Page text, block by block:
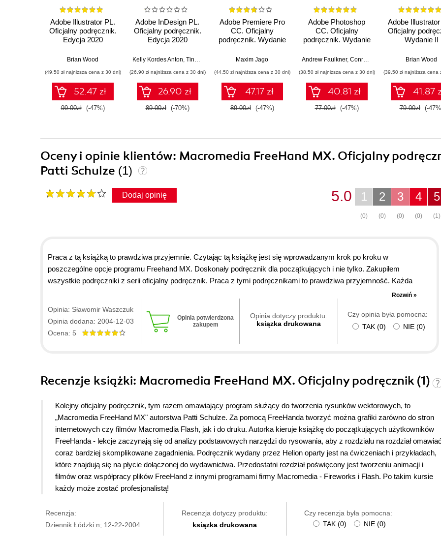
Adobe Illustrator PL.
Oficjalny podręcznik.
Edycja 2020
Brian Wood
(49,50 zł najniższa cena z 30 dni)
52.47 zł
99.00zł (-47%)
Adobe InDesign PL.
Oficjalny podręcznik.
Edycja 2020
Kelly Kordes Anton Tina DeJarld
(26,90 zł najniższa cena z 30 dni)
26.90 zł
89.00zł (-70%)
Adobe Premiere Pro
CC. Oficjalny
podręcznik. Wydanie
Maxim Jago
(44,50 zł najniższa cena z 30 dni)
47.17 zł
89.00zł (-47%)
Adobe Photoshop
CC. Oficjalny
podręcznik. Wydanie
Andrew Faulkner, Conrad Chavez
(38,50 zł najniższa cena z 30 dni)
40.81 zł
77.00zł (-47%)
Adobe
Oficjalny
Wydanie II
Brian Wood
(39,50 zł najniższa cena
41.87
79.00zł (-
Oceny i opinie klientów: Macromedia FreeHand MX. Oficjalny
Patti Schulze (1)
Dodaj opinię 5
(1)
4
(0)
3
(0)
2
(0)
1
(0)
5.0
Praca z tą książką to prawdziwa przyjemnie. Czytając tą książkę jest się wprowadzanym krok po kroku w
poszczególne opcje programu Freehand MX. Doskonały podręcznik dla początkujących i nie tylko. Zakupiłem
wszystkie podręczniki z serii oficjalny podręcznik. Praca z tymi podręcznikami to prawdziwa przyjemność. Każda
przerobiona lekcja wciąga, każda nowa lekcja potęguje motywację do pracy z programem i zachęca do nauki. Przy
bardzo zadowolony. W podręczniku Freehand MX oficjalny podręcznik, brakowało mi tylko czegoś w rodzaju zadania
do wykonania. Przykładów i koncepcji trzeba teraz szukać w sieci. Ale ogólnie podręcznik jest bardzo dobry. Jeden z
Rozwiń »
Opinia: Sławomir Waszczuk
Opinia dodana: 2004-12-03
Ocena: 5
Opinia potwierdzona
zakupem
Opinia dotyczy produktu:
ksiązka drukowana
Czy opinia była pomocna:
TAK (0) NIE (0)
Recenzje książki: Macromedia FreeHand MX. Oficjalny podręcznik (1)
Kolejny oficjalny podręcznik, tym razem omawiający program służący do tworzenia rysunków wektorowych, to
„Macromedia FreeHand MX" autorstwa Patti Schulze. Za pomocą FreeHanda tworzyć można grafiki zarówno do stron
internetowych czy filmów Macromedia Flash, jak i do druku. Autorka kieruje książkę do początkujących użytkowników
FreeHanda - lekcje zaczynają się od analizy podstawowych narzędzi do rysowania, aby z rozdziału na rozdział
coraz bardziej skomplikowane zagadnienia. Podręcznik wydany przez Helion oparty jest na ćwiczeniach i przykładach,
które znajdują się na płycie dołączonej do wydawnictwa. Przedostatni rozdział poświęcony jest tworzeniu animacji i
filmów oraz współpracy plików FreeHand z innymi programami firmy Macromedia - Fireworks i Flash. Po takim kursie
każdy może zostać profesjonalistą!
Recenzja:
Dziennik Łódzki n; 12-22-2004
Recenzja dotyczy produktu:
ksiązka drukowana
Czy recenzja była pomocna:
TAK (0) NIE (0)